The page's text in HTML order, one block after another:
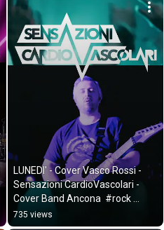
LUNEDI' - Cover Vasco Rossi -
Sensazioni CardioVascolari -
Cover Band Ancona  #rock
#musica #music
735 views